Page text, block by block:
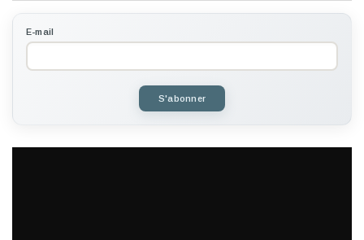
E-mail
S'abonner